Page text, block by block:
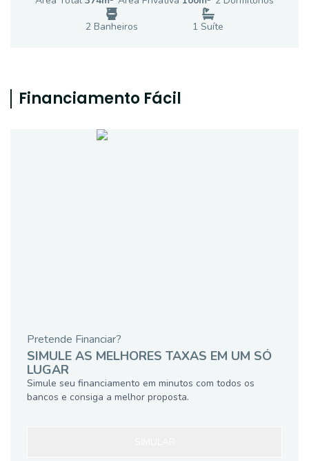
2 Banheiros 1 Suíte
Financiamento Fácil
Pretende Financiar?
SIMULE AS MELHORES TAXAS EM UM SÓ
LUGAR
Simule seu financiamento em minutos com todos os
bancos e consiga a melhor proposta.